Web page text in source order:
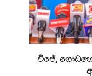
විජේ,